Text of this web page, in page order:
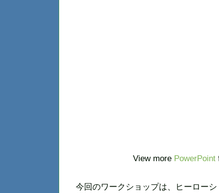
View more PowerPoint
今回のワークショップは、ヒーロー